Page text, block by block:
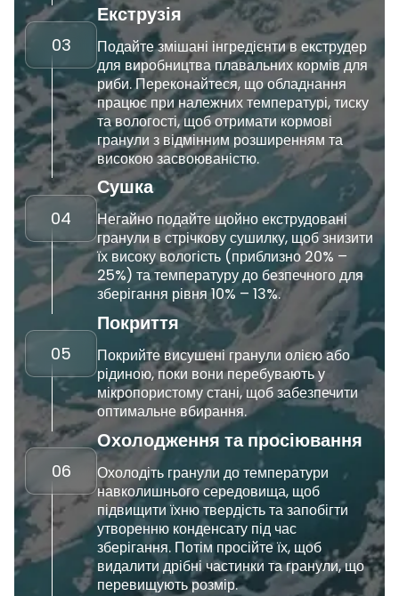
03
Екструзія
Подайте змішані інгредієнти в екструдер
для виробництва плавальних кормів для
риби. Переконайтеся, що обладнання
працює при належних температурі, тиску
та вологості, щоб отримати кормові
гранули з відмінним розширенням та
високою засвоюваністю.
04
Сушка
Негайно подайте щойно екструдовані
гранули в стрічкову сушилку, щоб знизити
їх високу вологість (приблизно 20% –
25%) та температуру до безпечного для
зберігання рівня 10% – 13%.
05
Покриття
Покрийте висушені гранули олією або
рідиною, поки вони перебувають у
мікропористому стані, щоб забезпечити
оптимальне вбирання.
06
Охолодження та просіювання
Охолодіть гранули до температури
навколишнього середовища, щоб
підвищити їхню твердість та запобігти
утворенню конденсату під час
зберігання. Потім просійте їх, щоб
видалити дрібні частинки та гранули, що
перевищують розмір.